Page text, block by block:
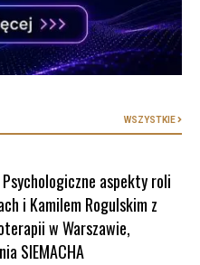
WSZYSTKIE
aspekty roli
i Kamilem Rogulskim z
w Warszawie,
SIEMACHA